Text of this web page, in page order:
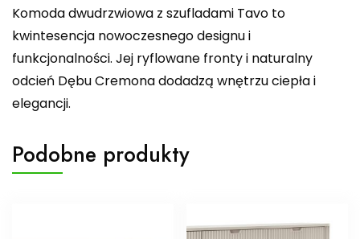
Komoda dwudrzwiowa z szufladami Tavo to
kwintesencja nowoczesnego designu i
funkcjonalności. Jej ryflowane fronty i naturalny
odcień Dębu Cremona dodadzą wnętrzu ciepła i
elegancji.
Podobne produkty